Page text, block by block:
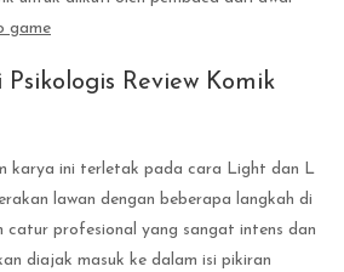
game
Review Komik
karya ini terletak pada cara Light dan L
lawan dengan beberapa langkah di
catur profesional yang sangat intens dan
diajak masuk ke dalam isi pikiran